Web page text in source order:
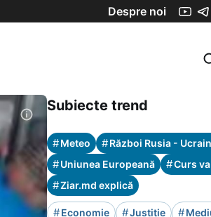
Despre noi
Subiecte trend
#Meteo #Război Rusia -
#Uniunea Europeană #Curs
#Ziar.md explică
#Economie #Justiție #